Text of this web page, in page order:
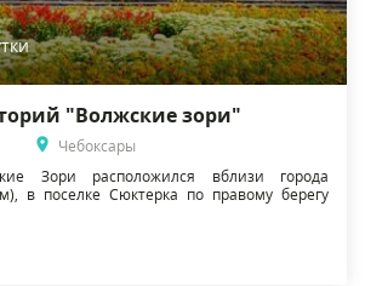
"Волжские зори"
Чебоксары
Зори расположился вблизи города
в поселке Сюктерка по правому берегу